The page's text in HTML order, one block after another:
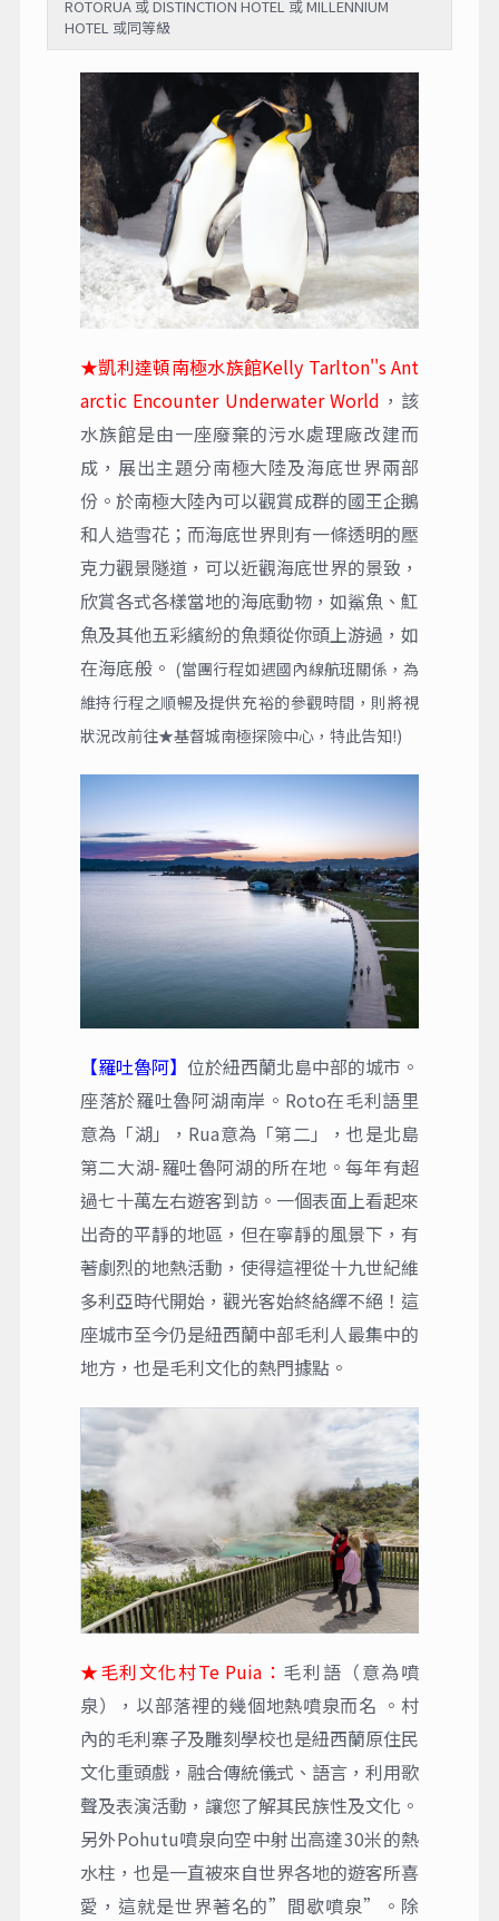
ROTORUA 或 DISTINCTION HOTEL 或 MILLENNIUM
HOTEL 或同等級
★凱利達頓南極水族館Kelly Tarlton''s Ant
arctic Encounter Underwater World ，該
水族館是由一座廢棄的污水處理廠改建而
成，展出主題分南極大陸及海底世界兩部
份。於南極大陸內可以觀賞成群的國王企鵝
和人造雪花；而海底世界則有一條透明的壓
克力觀景隧道，可以近觀海底世界的景致，
欣賞各式各樣當地的海底動物，如鯊魚、魟
魚及其他五彩繽紛的魚類從你頭上游過，如
在海底般。 (當團行程如遇國內線航班關係，為
維持行程之順暢及提供充裕的參觀時間，則將視
狀況改前往★基督城南極探險中心，特此告知!)
【羅吐魯阿】 位於紐西蘭北島中部的城市。
座落於羅吐魯阿湖南岸。Roto在毛利語里
意為「湖」，Rua意為「第二」，也是北島
第二大湖-羅吐魯阿湖的所在地。每年有超
過七十萬左右遊客到訪。一個表面上看起來
出奇的平靜的地區，但在寧靜的風景下，有
著劇烈的地熱活動，使得這裡從十九世紀維
多利亞時代開始，觀光客始終絡繹不絕！這
座城市至今仍是紐西蘭中部毛利人最集中的
地方，也是毛利文化的熱門據點。
★毛利文化村Te Puia： 毛利語（意為噴
泉），以部落裡的幾個地熱噴泉而名 。村
內的毛利寨子及雕刻學校也是紐西蘭原住民
文化重頭戲，融合傳統儀式、語言，利用歌
聲及表演活動，讓您了解其民族性及文化。
另外Pohutu噴泉向空中射出高達30米的熱
水柱，也是一直被來自世界各地的遊客所喜
愛，這就是世界著名的”間歇噴泉”。除